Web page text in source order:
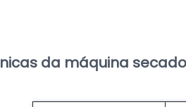
da máquina